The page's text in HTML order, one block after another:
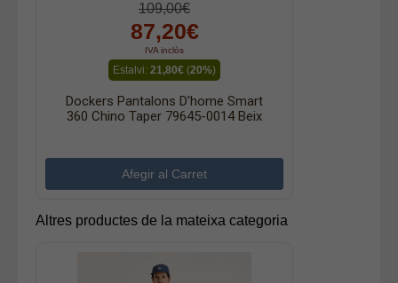
109,00€
87,20€
IVA inclòs
Estalvi: 21,80€ (20%)
Dockers Pantalons D'home Smart
360 Chino Taper 79645-0014 Beix
Altres productes de la mateixa categoria